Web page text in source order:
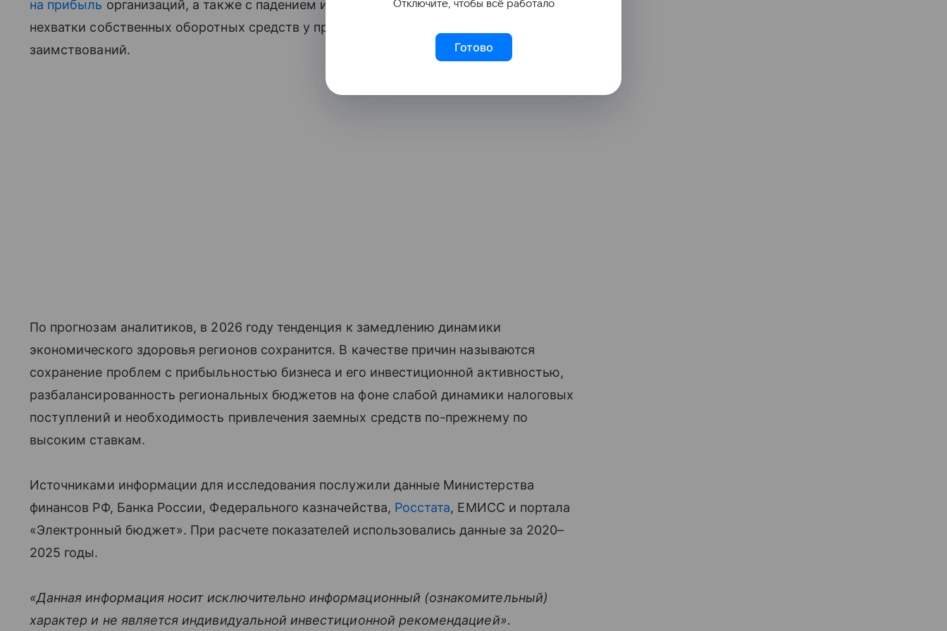
на прибыль организаций, а также с падением инвестиционной активности из-за
нехватки собственных оборотных средств у предприятий и высокой стоимости
заимствований.
По прогнозам аналитиков, в 2026 году тенденция к замедлению динамики
экономического здоровья регионов сохранится. В качестве причин называются
сохранение проблем с прибыльностью бизнеса и его инвестиционной активностью,
разбалансированность региональных бюджетов на фоне слабой динамики налоговых
поступлений и необходимость привлечения заемных средств по-прежнему по
высоким ставкам.
Источниками информации для исследования послужили данные Министерства
финансов РФ, Банка России, Федерального казначейства, Росстата, ЕМИСС и портала
«Электронный бюджет». При расчете показателей использовались данные за 2020–
2025 годы.
«Данная информация носит исключительно информационный (ознакомительный)
характер и не является индивидуальной инвестиционной рекомендацией».
Отключите, чтобы всё работало
Готово